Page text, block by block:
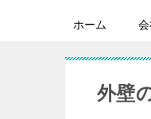
ホーム
外壁